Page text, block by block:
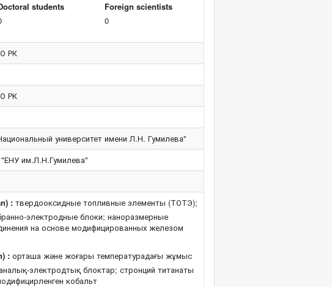
students
Foreign scientists
0
РК
РК
университет имени Л.Н. Гумилева"
им.Л.Н.Гумилева"
: твердооксидные топливные элементы (ТОТЭ);
электродные блоки; наноразмерные
на основе модифицированных железом
: орташа және жоғары температурадағы жұмыс
электродтық блоктар; стронций титанаты
кобальт